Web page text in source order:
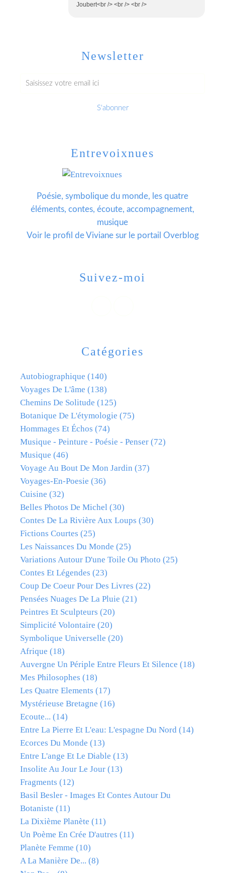
Joubert<br /> <br /> <br />
Newsletter
Catégories
Autobiographique (140)
Voyages De L'âme (138)
Chemins De Solitude (125)
Botanique De L'étymologie (75)
Hommages Et Échos (74)
Musique - Peinture - Poésie - Penser (72)
Musique (46)
Voyage Au Bout De Mon Jardin (37)
Voyages-En-Poesie (36)
Cuisine (32)
Belles Photos De Michel (30)
Contes De La Rivière Aux Loups (30)
Fictions Courtes (25)
Les Naissances Du Monde (25)
Variations Autour D'une Toile Ou Photo (25)
Contes Et Légendes (23)
Coup De Coeur Pour Des Livres (22)
Pensées Nuages De La Pluie (21)
Peintres Et Sculpteurs (20)
Simplicité Volontaire (20)
Symbolique Universelle (20)
Afrique (18)
Auvergne Un Périple Entre Fleurs Et Silence (18)
Mes Philosophes (18)
Les Quatre Elements (17)
Mystérieuse Bretagne (16)
Ecoute... (14)
Entre La Pierre Et L'eau: L'espagne Du Nord (14)
Ecorces Du Monde (13)
Entre L'ange Et Le Diable (13)
Insolite Au Jour Le Jour (13)
Fragments (12)
Basil Besler - Images Et Contes Autour Du
Botaniste (11)
La Dixième Planète (11)
Un Poème En Crée D'autres (11)
Planète Femme (10)
A La Manière De... (8)
Entrevoixnues
Poésie, symbolique du monde, les quatre
éléments, contes, écoute, accompagnement,
musique
Voir le profil deVivianesur le portail Overblog
Suivez-moi